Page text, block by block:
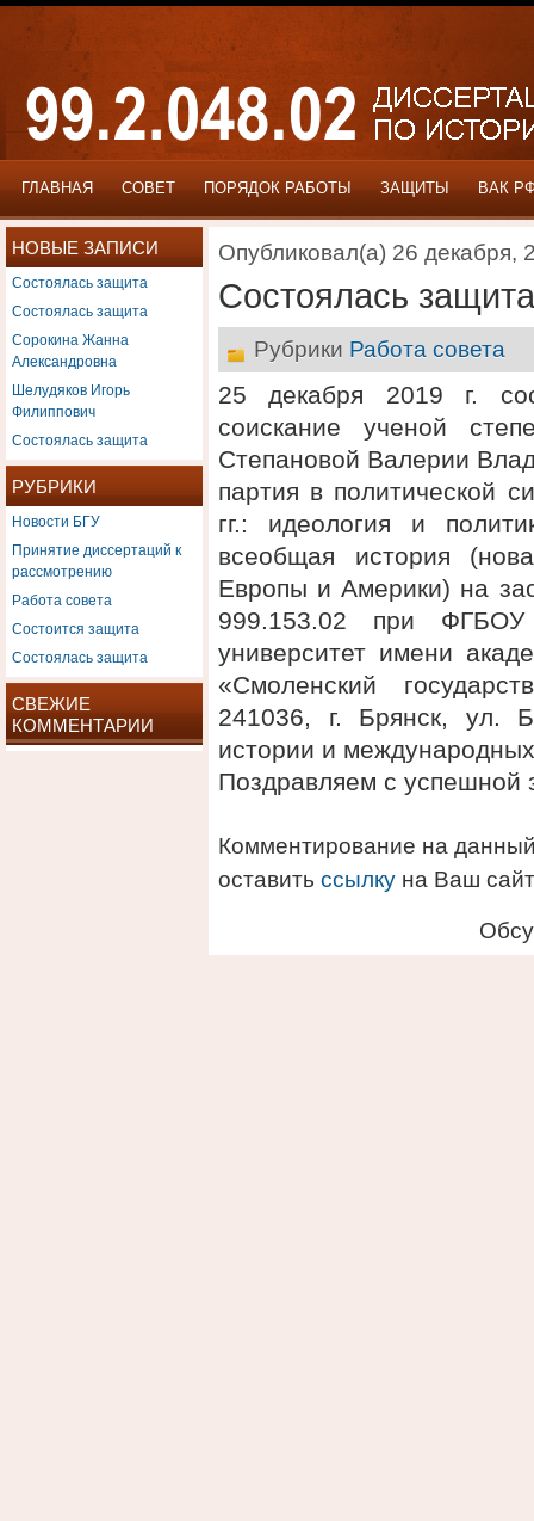
ГЛАВНАЯ СОВЕТ ПОРЯДОК РАБОТЫ ЗАЩИТЫ ВАК
НОВЫЕ ЗАПИСИ
Состоялась защита
Состоялась защита
Сорокина Жанна
Александровна
Шелудяков Игорь
Филиппович
Состоялась защита
РУБРИКИ
Новости БГУ
Принятие диссертаций к
рассмотрению
Работа совета
Состоится защита
Состоялась защита
СВЕЖИЕ
КОММЕНТАРИИ
Опубликовал(а) 26 декабря,
Состоялась защита
Рубрики Работа совета
25 декабря 2019 г.
соискание ученой
Степановой Валерии
партия в политической
гг.: идеология и
всеобщая история
Европы и Америки) на
999.153.02 при ФГБОУ
университет имени
«Смоленский
241036, г. Брянск, ул.
истории и
Поздравляем с успешной
Комментирование на
оставить ссылку на Ваш